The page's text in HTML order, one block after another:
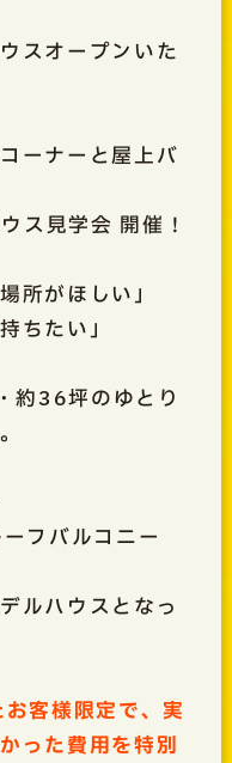
スオープンいた
ーナーと屋上バ
ス見学会 開催！
所がほしい」
ちたい」
約36坪のゆとり
フバルコニー
ルハウスとなっ
客様限定で、実
った費用を特別